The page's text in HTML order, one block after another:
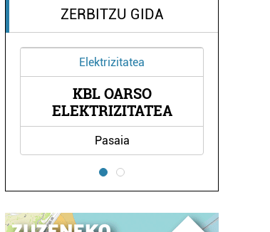
ZERBITZU GIDA
Elektrizitatea
KBL OARSO
ELEKTRIZITATEA
Pasaia